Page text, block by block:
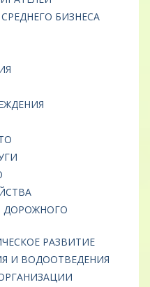
БИЗНЕСА
ДОРОЖНОГО
РАЗВИТИЕ
И ВОДООТВЕДЕНИЯ